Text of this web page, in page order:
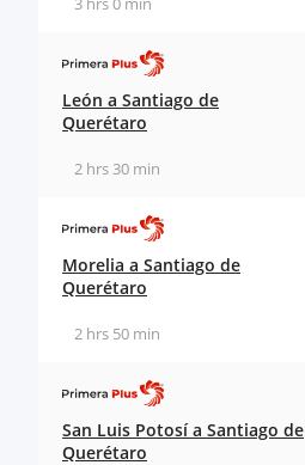
León a Santiago de
Querétaro
2 hrs 30 min
Morelia a Santiago de
Querétaro
2 hrs 50 min
San Luis Potosí a Santiago de
Querétaro